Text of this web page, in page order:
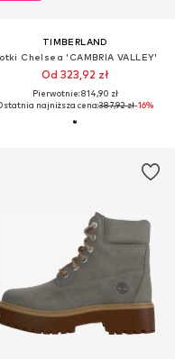
TIMBERLAND
Chelsea 'CAMBRIA VALLEY'
Od 323,92 zł
Pierwotnie: 814,90 zł
najniższa cena:387,92 zł-16%